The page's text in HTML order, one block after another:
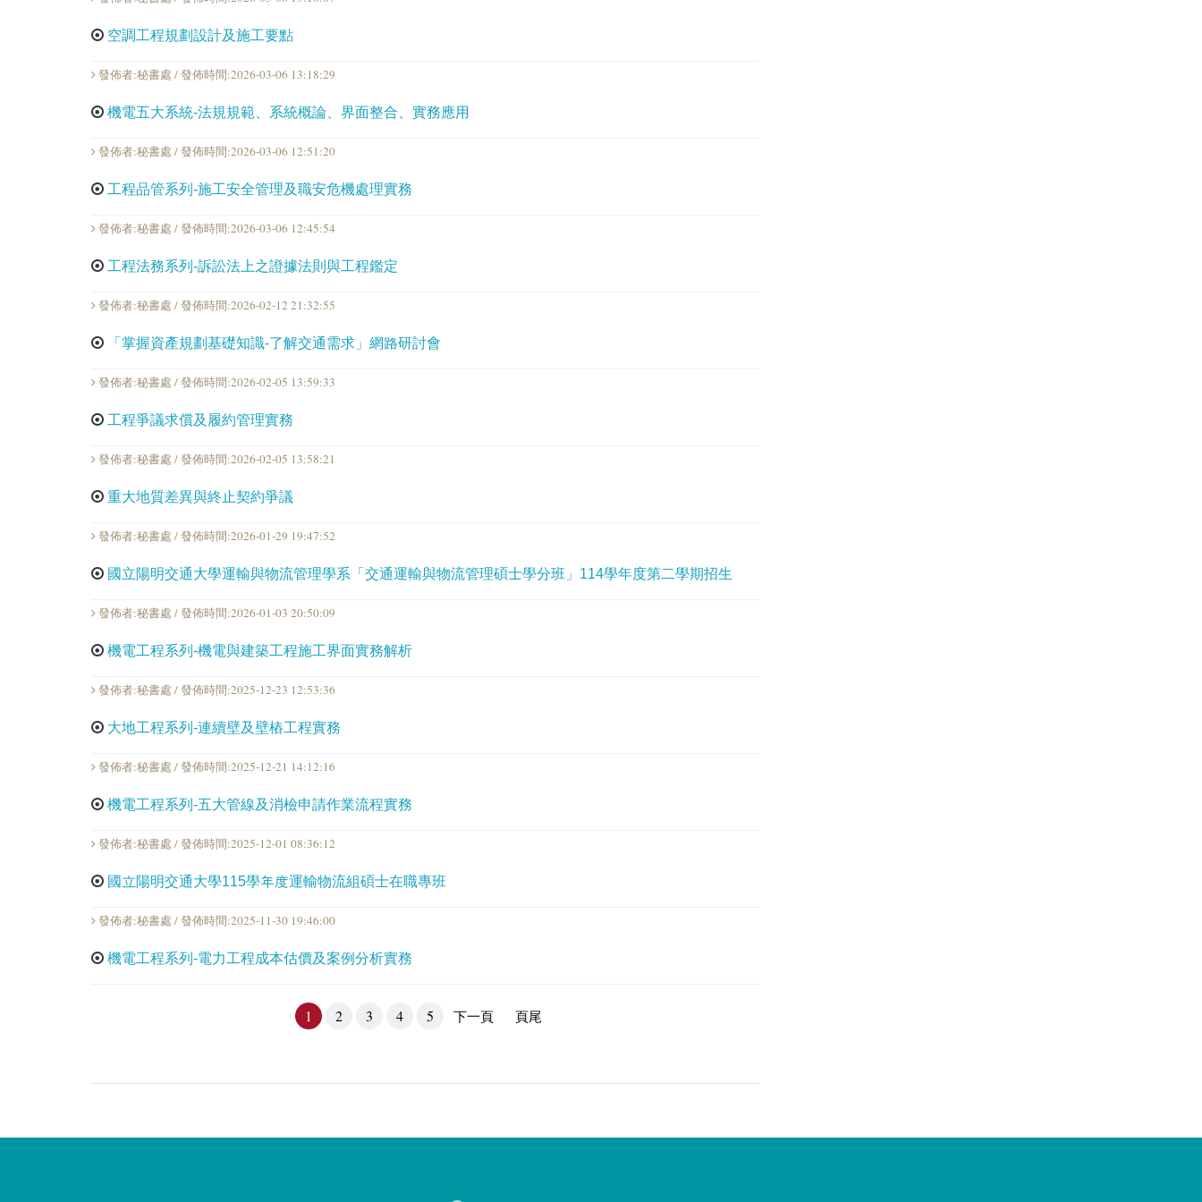
空調工程規劃設計及施工要點
發佈者:秘書處 / 發佈時間:2026-03-06 13:18:29
機電五大系統-法規規範、系統概論、界面整合、實務應用
發佈者:秘書處 / 發佈時間:2026-03-06 12:51:20
工程品管系列-施工安全管理及職安危機處理實務
發佈者:秘書處 / 發佈時間:2026-03-06 12:45:54
工程法務系列-訴訟法上之證據法則與工程鑑定
發佈者:秘書處 / 發佈時間:2026-02-12 21:32:55
「掌握資產規劃基礎知識-了解交通需求」網路研討會
發佈者:秘書處 / 發佈時間:2026-02-05 13:59:33
工程爭議求償及履約管理實務
發佈者:秘書處 / 發佈時間:2026-02-05 13:58:21
重大地質差異與終止契約爭議
發佈者:秘書處 / 發佈時間:2026-01-29 19:47:52
國立陽明交通大學運輸與物流管理學系「交通運輸與物流管理碩士學分班」114學年度第二學期招生
發佈者:秘書處 / 發佈時間:2026-01-03 20:50:09
機電工程系列-機電與建築工程施工界面實務解析
發佈者:秘書處 / 發佈時間:2025-12-23 12:53:36
大地工程系列-連續壁及壁樁工程實務
發佈者:秘書處 / 發佈時間:2025-12-21 14:12:16
機電工程系列-五大管線及消檢申請作業流程實務
發佈者:秘書處 / 發佈時間:2025-12-01 08:36:12
國立陽明交通大學115學年度運輸物流組碩士在職專班
發佈者:秘書處 / 發佈時間:2025-11-30 19:46:00
機電工程系列-電力工程成本估價及案例分析實務
1 2 3 4 5 下一頁 頁尾